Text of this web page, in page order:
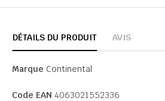
DÉTAILS DU PRODUIT AVIS
Marque Continental
Code EAN 4063021552336